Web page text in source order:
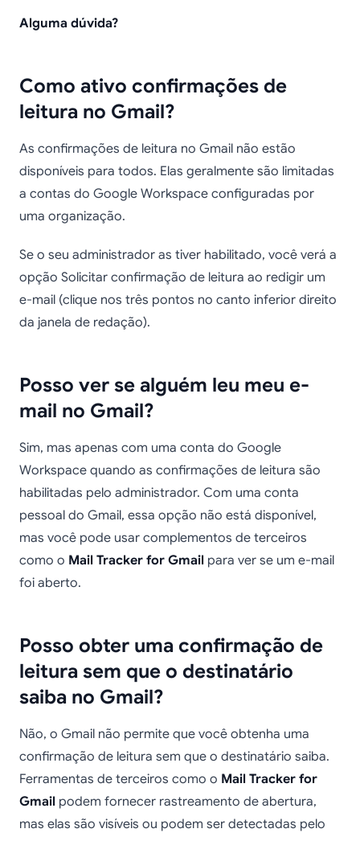
Alguma dúvida?
Como ativo confirmações de
leitura no Gmail?
As confirmações de leitura no Gmail não estão
disponíveis para todos. Elas geralmente são limitadas
a contas do Google Workspace configuradas por
uma organização.
Se o seu administrador as tiver habilitado, você verá a
opção Solicitar confirmação de leitura ao redigir um
e-mail (clique nos três pontos no canto inferior direito
da janela de redação).
Posso ver se alguém leu meu e-
mail no Gmail?
Sim, mas apenas com uma conta do Google
Workspace quando as confirmações de leitura são
habilitadas pelo administrador. Com uma conta
pessoal do Gmail, essa opção não está disponível,
mas você pode usar complementos de terceiros
como o Mail Tracker for Gmail para ver se um e-mail
foi aberto.
Posso obter uma confirmação de
leitura sem que o destinatário
saiba no Gmail?
Não, o Gmail não permite que você obtenha uma
confirmação de leitura sem que o destinatário saiba.
Ferramentas de terceiros como o Mail Tracker for
Gmail podem fornecer rastreamento de abertura,
mas elas são visíveis ou podem ser detectadas pelo